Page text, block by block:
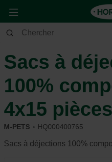
Animaux Chien
Sacs à
100%
4x15 pièces
M-PETS HQ000400765
Sacs à déjections 100%